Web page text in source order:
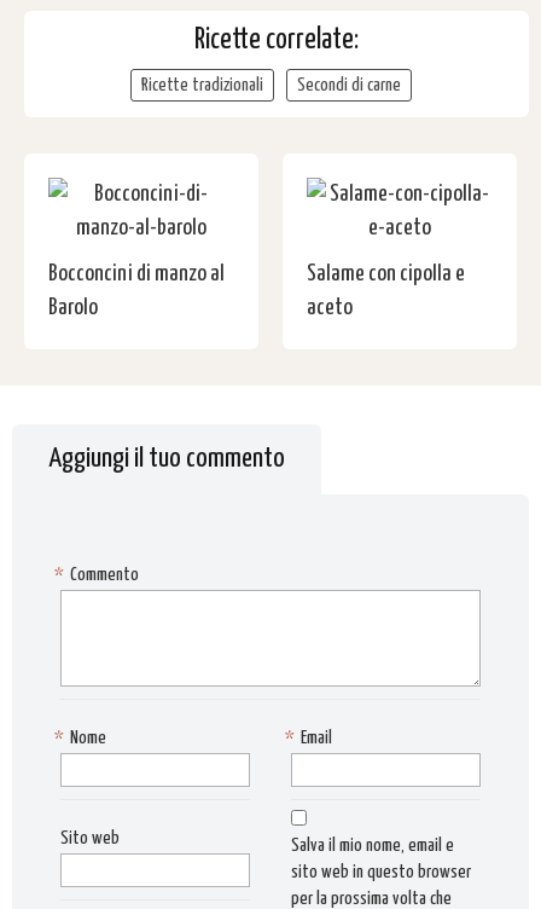
Ricette correlate:
Ricette tradizionali Secondi di carne
Bocconcini di manzo al
Barolo
Salame con cipolla e
aceto
Aggiungi il tuo commento
Commento
*
Nome
* Email
*
Sito web
Salva il mio nome, email e
sito web in questo browser
per la prossima volta che